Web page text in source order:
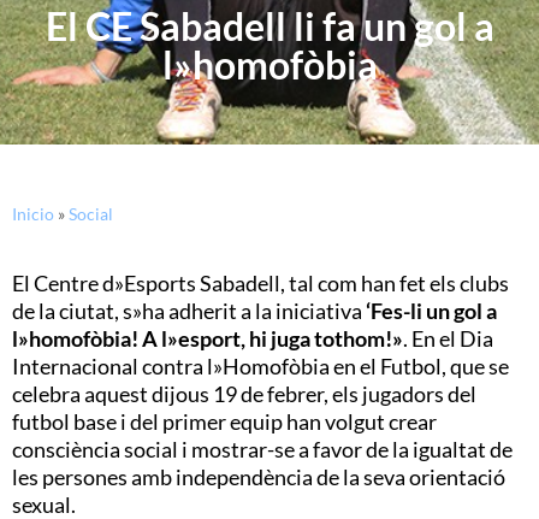
El CE Sabadell li fa un gol a
l»homofòbia
Inicio »Social
El Centre d»Esports Sabadell, tal com han fet els clubs
de la ciutat, s»ha adherit a la iniciativa ‘Fes-li un gol a
l»homofòbia! A l»esport, hi juga tothom!». En el Dia
Internacional contra l»Homofòbia en el Futbol, que se
celebra aquest dijous 19 de febrer, els jugadors del
futbol base i del primer equip han volgut crear
consciència social i mostrar-se a favor de la igualtat de
les persones amb independència de la seva orientació
sexual.